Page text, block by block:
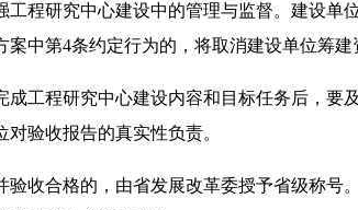
工程研究中心建设中的管理与监督。建设
案中第4条约定行为的，将取消建设单位筹建
成工程研究中心建设内容和目标任务后，
对验收报告的真实性负责。
验收合格的，由省发展改革委授予省级称